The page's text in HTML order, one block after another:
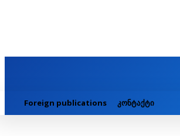
Foreign publications კონტაქტი